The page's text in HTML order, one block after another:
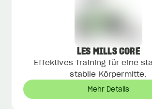
LES MILLS CORE
Effektives Training für eine
stabile Körpermitte.
Mehr Details